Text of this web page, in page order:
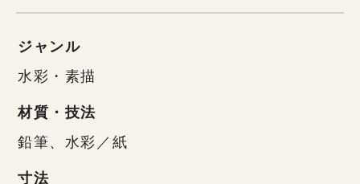
ジャンル
水彩・素描
材質・技法
鉛筆、水彩／紙
寸法